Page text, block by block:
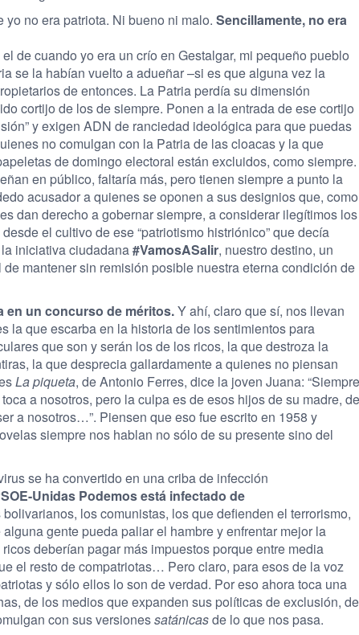
no era patriota. Ni bueno ni malo. Sencillamente, no era
de cuando yo era un crío en Gestalgar, mi pequeño pueblo
se la habían vuelto a adueñar –si es que alguna vez la
de entonces. La Patria perdía su dimensión
cortijo de los de siempre. Ponen a la entrada de ese cortijo
y exigen ADN de ranciedad ideológica para que puedas
no comulgan con la Patria de las cloacas y la que
de domingo electoral están excluidos, como siempre.
en público, faltaría más, pero tienen siempre a punto la
acusador a quienes se oponen a sus designios que, como
dan derecho a gobernar siempre, a considerar ilegítimos los
el cultivo de ese “patriotismo histriónico” que decía
iniciativa ciudadana#VamosASalir, nuestro destino, un
mantener sin remisión posible nuestra eterna condición de
en un concurso de méritos.Y ahí, claro que sí, nos llevan
la que escarba en la historia de los sentimientos para
que son y serán los de los ricos, la que destroza la
la que desprecia gallardamente a quienes no piensan
La piqueta, de Antonio Ferres, dice la joven Juana: “Siempre
a nosotros, pero la culpa es de esos hijos de su madre, de
a nosotros…”. Piensen que eso fue escrito en 1958 y
siempre nos hablan no sólo de su presente sino del
se ha convertido en una criba de infección
Unidas Podemos está infectado de
los comunistas, los que defienden el terrorismo,
gente pueda paliar el hambre y enfrentar mejor la
deberían pagar más impuestos porque entre media
el resto de compatriotas… Pero claro, para esos de la voz
y sólo ellos lo son de verdad. Por eso ahora toca una
de los medios que expanden sus políticas de exclusión, de
con sus versionessatánicasde lo que nos pasa.